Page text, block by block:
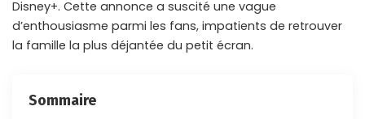
Disney+. Cette annonce a suscité une vague
d’enthousiasme parmi les fans, impatients de retrouver
la famille la plus déjantée du petit écran.
Sommaire